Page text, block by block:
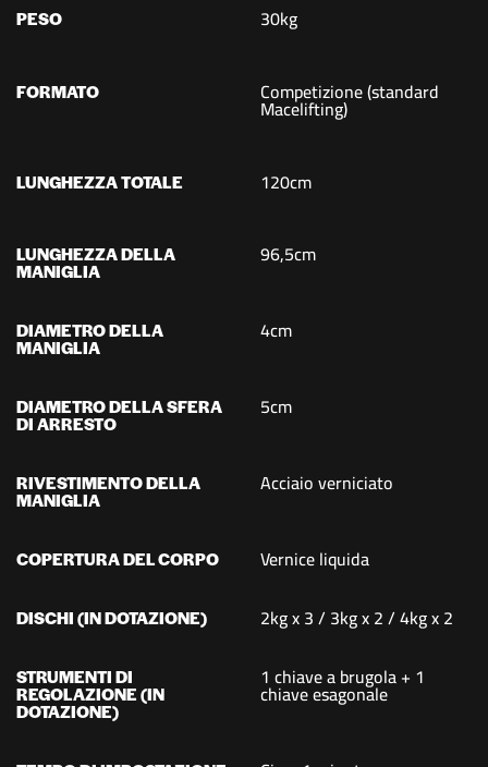
PESO 30kg
FORMATO Competizione (standard
Macelifting)
LUNGHEZZA TOTALE 120cm
LUNGHEZZA DELLA
MANIGLIA
96,5cm
DIAMETRO DELLA
MANIGLIA
4cm
DIAMETRO DELLA SFERA
DI ARRESTO
5cm
RIVESTIMENTO DELLA
MANIGLIA
Acciaio verniciato
COPERTURA DEL CORPO Vernice liquida
DISCHI (IN DOTAZIONE) 2kg x 3 / 3kg x 2 / 4kg x 2
STRUMENTI DI
REGOLAZIONE (IN
DOTAZIONE)
1 chiave a brugola + 1
chiave esagonale